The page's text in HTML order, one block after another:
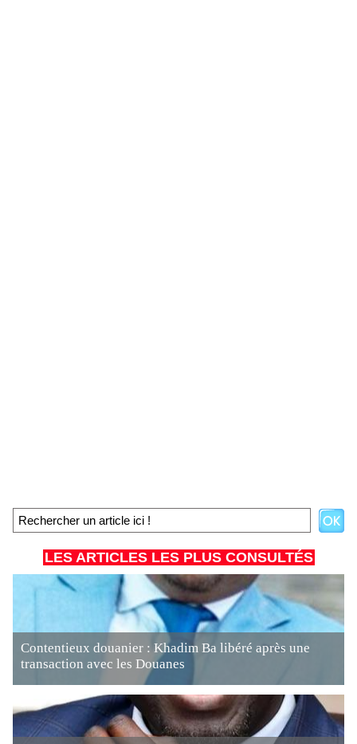
LES ARTICLES LES PLUS CONSULTÉS
Contentieux douanier : Khadim Ba libéré après une
transaction avec les Douanes